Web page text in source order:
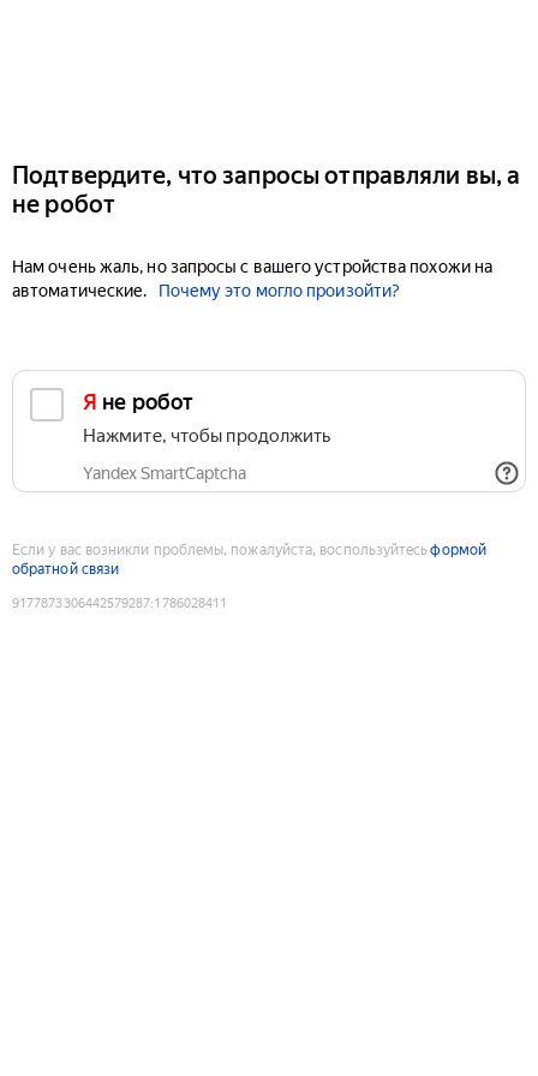
Подтвердите, что запросы отправляли вы, а
не робот
Нам очень жаль, но запросы с вашего устройства похожи на
автоматические.
Почему это могло произойти?
Я не робот
Нажмите, чтобы продолжить
Yandex SmartCaptcha
Если у вас возникли проблемы, пожалуйста, воспользуйтесьформой
обратной связи
9177873306442579287:1786028411